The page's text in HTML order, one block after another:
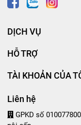
DỊCH VỤ
HỖ TRỢ
TÀI KHOẢN CỦA
Liên hệ
GPKD số